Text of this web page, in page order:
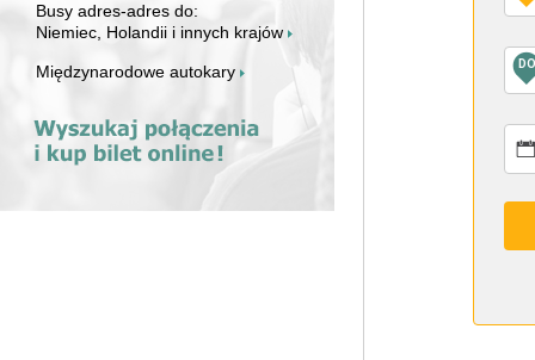
Busy adres-adres do:
Niemiec, Holandii i innych krajów
Międzynarodowe autokary DO